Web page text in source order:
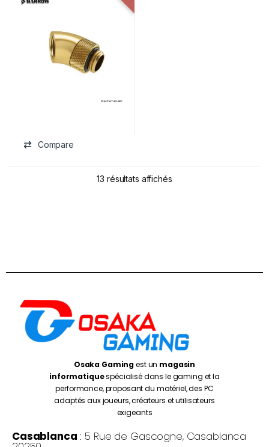
Compare
13 résultats affichés
Osaka Gamingest un magasin
informatiquespécialisé dans le gaming et la
performance, proposant du matériel, des PC
adaptés aux joueurs, créateurs et utilisateurs
exigeants
Casablanca : 5 Rue de Gascogne, Casablanca